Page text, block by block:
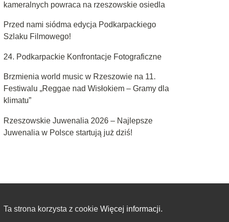
kameralnych powraca na rzeszowskie osiedla
Przed nami siódma edycja Podkarpackiego
Szlaku Filmowego!
24. Podkarpackie Konfrontacje Fotograficzne
Brzmienia world music w Rzeszowie na 11.
Festiwalu „Reggae nad Wisłokiem – Gramy dla
klimatu”
Rzeszowskie Juwenalia 2026 – Najlepsze
Juwenalia w Polsce startują już dziś!
Ta strona korzysta z cookie Więcej informacji.